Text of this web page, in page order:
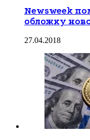
Newsweek
обложку
27.04.2018